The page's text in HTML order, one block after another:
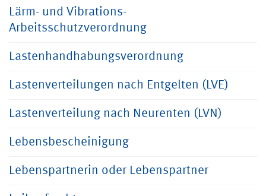
Lärm- und Vibrations-
Arbeitsschutzverordnung
Lastenhandhabungsverordnung
Lastenverteilungen nach Entgelten (LVE)
Lastenverteilung nach Neurenten (LVN)
Lebensbescheinigung
Lebenspartnerin oder Lebenspartner